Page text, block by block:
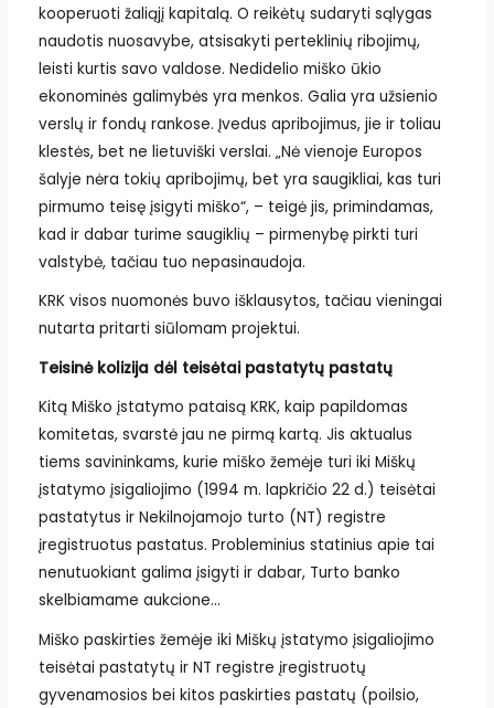
kooperuoti žaliąjį kapitalą. O reikėtų sudaryti sąlygas
naudotis nuosavybe, atsisakyti perteklinių ribojimų,
leisti kurtis savo valdose. Nedidelio miško ūkio
ekonominės galimybės yra menkos. Galia yra užsienio
verslų ir fondų rankose. Įvedus apribojimus, jie ir toliau
klestės, bet ne lietuviški verslai. „Nė vienoje Europos
šalyje nėra tokių apribojimų, bet yra saugikliai, kas turi
pirmumo teisę įsigyti miško“, – teigė jis, primindamas,
kad ir dabar turime saugiklių – pirmenybę pirkti turi
valstybė, tačiau tuo nepasinaudoja.
KRK visos nuomonės buvo išklausytos, tačiau vieningai
nutarta pritarti siūlomam projektui.
Teisinė kolizija dėl teisėtai pastatytų pastatų
Kitą Miško įstatymo pataisą KRK, kaip papildomas
komitetas, svarstė jau ne pirmą kartą. Jis aktualus
tiems savininkams, kurie miško žemėje turi iki Miškų
įstatymo įsigaliojimo (1994 m. lapkričio 22 d.) teisėtai
pastatytus ir Nekilnojamojo turto (NT) registre
įregistruotus pastatus. Probleminius statinius apie tai
nenutuokiant galima įsigyti ir dabar, Turto banko
skelbiamame aukcione…
Miško paskirties žemėje iki Miškų įstatymo įsigaliojimo
teisėtai pastatytų ir NT registre įregistruotų
gyvenamosios bei kitos paskirties pastatų (poilsio,